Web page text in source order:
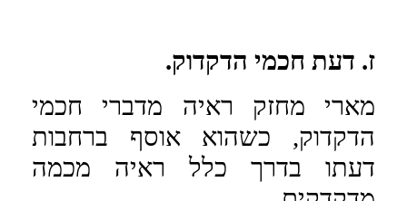
ז. דעת חכמי הדקדוק.
מארי מחזק ראיה מדברי חכמי
הדקדוק, כשהוא אוסף ברחבות
דעתו בדרך כלל ראיה מכמה